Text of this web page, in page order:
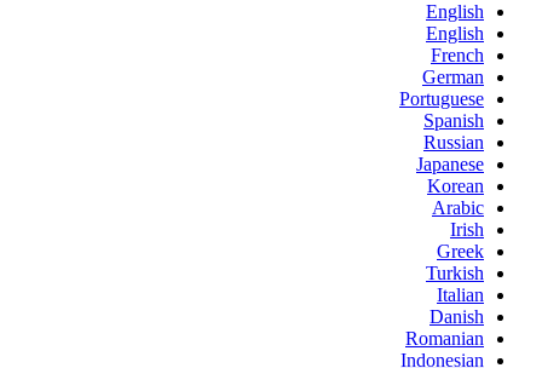
English
English
French
German
Portuguese
Spanish
Russian
Japanese
Korean
Arabic
Irish
Greek
Turkish
Italian
Danish
Romanian
Indonesian